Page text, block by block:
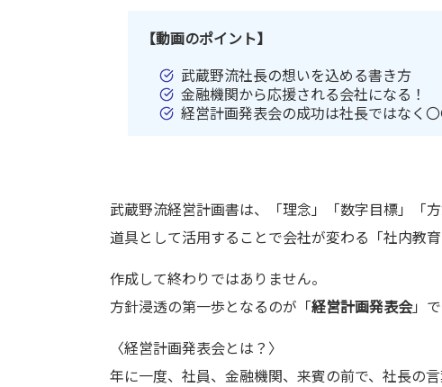
【動画のポイント】
武蔵野流社長の想いを込める書き方
金融機関から応援される会社になる！
経営計画発表会の成功は社長ではなく
武蔵野流経営計画書は、「理念」「数字目標」「
道具として活用することで会社が変わる「社内教育
作成して終わりではありません。
方針浸透の第一歩となるのが「経営計画発表会」で
〈経営計画発表会とは？〉
年に一度、社員、金融機関、来賓の前で、社長の